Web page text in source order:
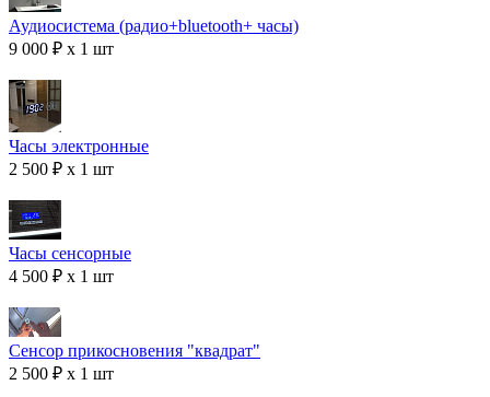
Аудиосистема (радио+bluetooth+ часы)
9 000 ₽ x 1 шт
Часы электронные
2 500 ₽ x 1 шт
Часы сенсорные
4 500 ₽ x 1 шт
Сенсор прикосновения "квадрат"
2 500 ₽ x 1 шт